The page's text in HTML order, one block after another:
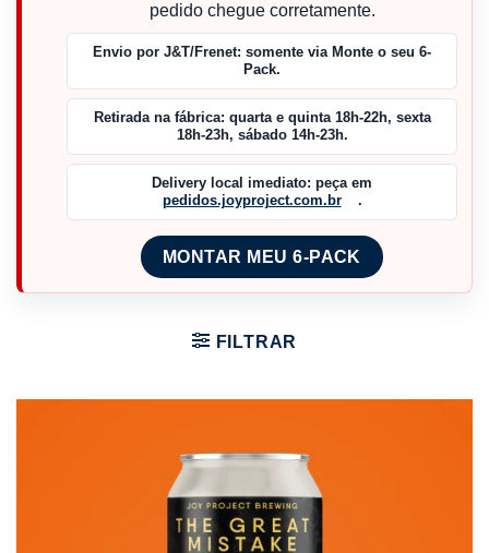
pedido chegue corretamente.
Envio por J&T/Frenet: somente via Monte o seu 6-
Pack.
Retirada na fábrica: quarta e quinta 18h-22h, sexta
18h-23h, sábado 14h-23h.
Delivery local imediato: peça em
pedidos.joyproject.com.br
.
MONTAR MEU 6-PACK
FILTRAR